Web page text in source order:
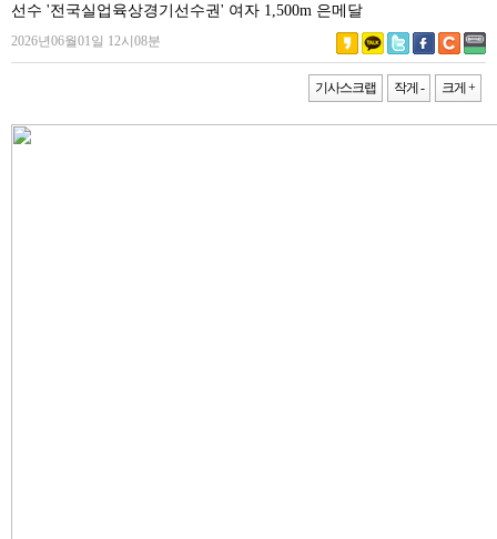
선수 '전국실업육상경기선수권' 여자 1,500m 은메달
2026년06월01일 12시08분
기사스크랩 작게 - 크게 +